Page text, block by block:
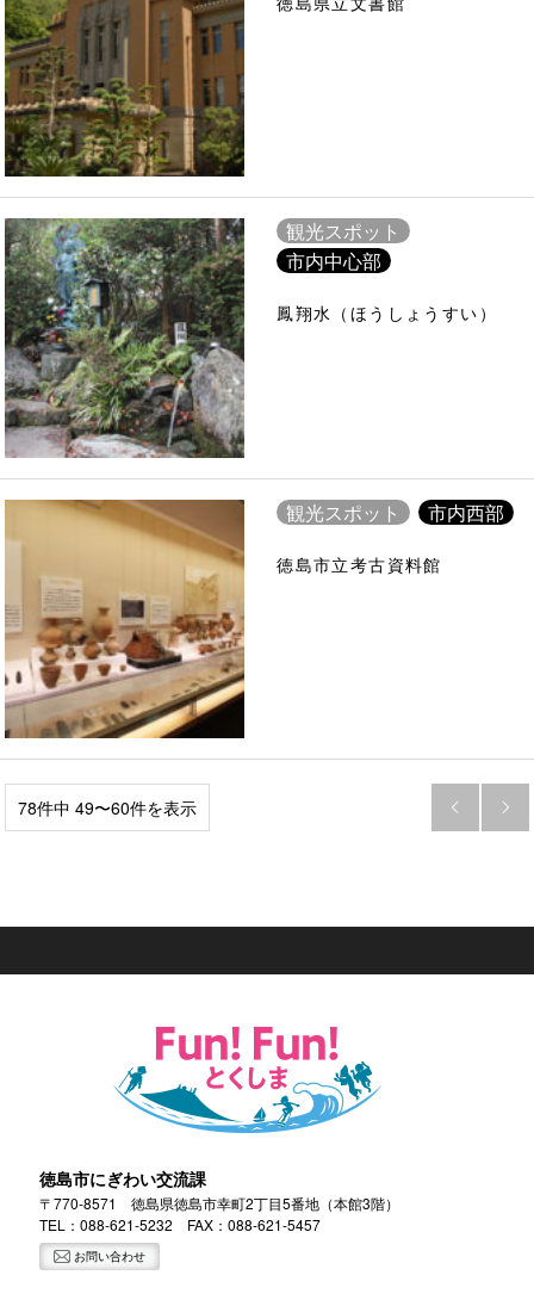
徳島県立文書館
観光スポット
市内中心部
鳳翔水（ほうしょうすい）
観光スポット 市内西部
徳島市立考古資料館
78件中 49〜60件を表示  
徳島市にぎわい交流課
〒770-8571 徳島県徳島市幸町2丁目5番地（本館3階）
TEL：088-621-5232 FAX：088-621-5457
お問い合わせ